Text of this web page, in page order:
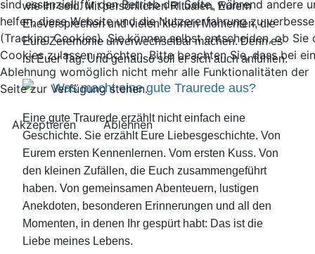
wie Ihr seid. Mit persönlichen Ritualen, Eurem
Eheversprechen und vielen kleinen Momenten, die
Eure Zeremonie unverwechselbar machen. Denn es
ist Euer Tag. Und genauso soll er sich auch anfühlen.
Was macht eine gute Traurede aus?
Eine gute Traurede erzählt nicht einfach eine
Geschichte. Sie erzählt Eure Liebesgeschichte. Von
Eurem ersten Kennenlernen. Vom ersten Kuss. Von
den kleinen Zufällen, die Euch zusammengeführt
haben. Von gemeinsamen Abenteuern, lustigen
Anekdoten, besonderen Erinnerungen und all den
Momenten, in denen Ihr gespürt habt: Das ist die
Liebe meines Lebens.
sind essenziell für den Betrieb der Seite, während andere
helfen, diese Website und die Nutzererfahrung zu
(Tracking Cookies). Sie können selbst entscheiden, ob Sie
Cookies zulassen möchten. Bitte beachten Sie, dass bei
Ablehnung womöglich nicht mehr alle Funktionalitäten der
Seite zur Verfügung stehen.
Akzeptieren Ablehnen